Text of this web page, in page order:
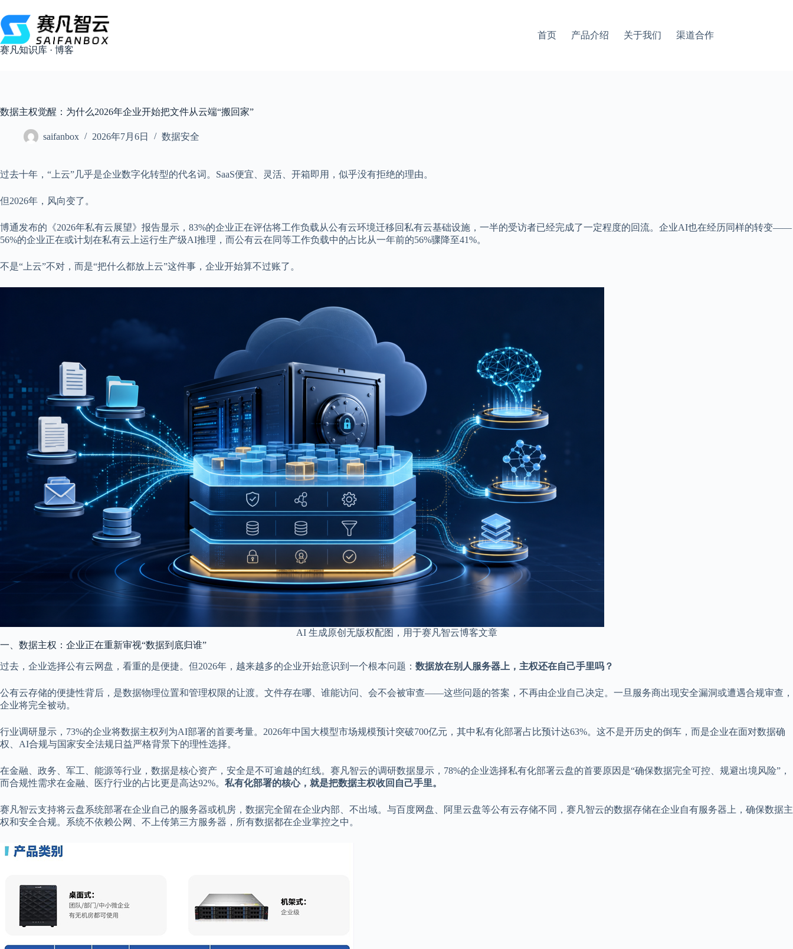
过
内
容
赛凡知识库 · 博客
首页 产品介绍 关于我们 渠道合作
数据主权觉醒：为什么2026年企业开始把文件从云端“搬回家”
saifanbox 2026年7月6日 数据安全
过去十年，“上云”几乎是企业数字化转型的代名词。SaaS便宜、灵活、开箱即用，似乎没有拒绝的理由。
但2026年，风向变了。
博通发布的《2026年私有云展望》报告显示，83%的企业正在评估将工作负载从公有云环境迁移回私有云基础设施，一半的受访者已经完成了一定程度的回流。企业AI也在经历同样的转变——
56%的企业正在或计划在私有云上运行生产级AI推理，而公有云在同等工作负载中的占比从一年前的56%骤降至41%。
不是“上云”不对，而是“把什么都放上云”这件事，企业开始算不过账了。
AI 生成原创无版权配图，用于赛凡智云博客文章
一、数据主权：企业正在重新审视“数据到底归谁”
过去，企业选择公有云网盘，看重的是便捷。但2026年，越来越多的企业开始意识到一个根本问题： 数据放在别人服务器上，主权还在自己手里吗？
公有云存储的便捷性背后，是数据物理位置和管理权限的让渡。文件存在哪、谁能访问、会不会被审查——这些问题的答案，不再由企业自己决定。一旦服务商出现安全漏洞或遭遇合规审查，
企业将完全被动。
行业调研显示，73%的企业将数据主权列为AI部署的首要考量。2026年中国大模型市场规模预计突破700亿元，其中私有化部署占比预计达63%。这不是开历史的倒车，而是企业在面对数据确
权、AI合规与国家安全法规日益严格背景下的理性选择。
在金融、政务、军工、能源等行业，数据是核心资产，安全是不可逾越的红线。赛凡智云的调研数据显示，78%的企业选择私有化部署云盘的首要原因是“确保数据完全可控、规避出境风险”，
而合规性需求在金融、医疗行业的占比更是高达92%。 私有化部署的核心，就是把数据主权收回自己手里。
赛凡智云支持将云盘系统部署在企业自己的服务器或机房，数据完全留在企业内部、不出域。与百度网盘、阿里云盘等公有云存储不同，赛凡智云的数据存储在企业自有服务器上，确保数据主
权和安全合规。系统不依赖公网、不上传第三方服务器，所有数据都在企业掌控之中。